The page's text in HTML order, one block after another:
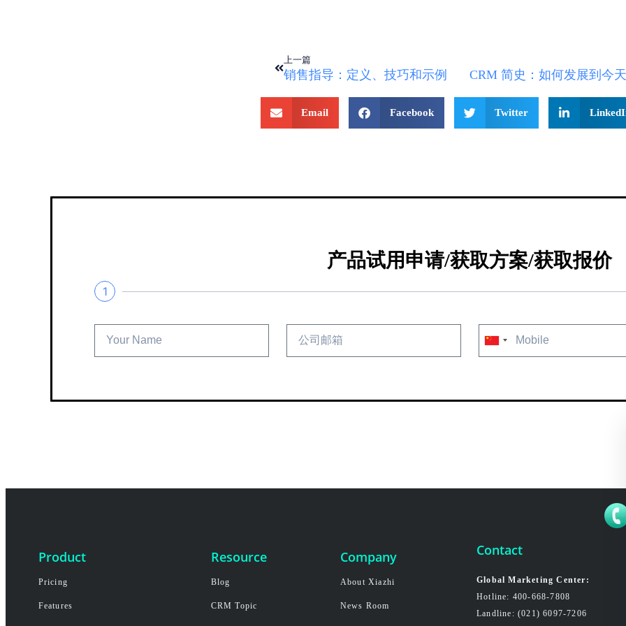
上一篇
销售指导：定义、技巧和示例
Email Facebook Twitter
产品试用申请/获取方案/获取报价
1
China
+86
Product
Pricing
Features
Resource
Blog
CRM Topic
Company
About Xiazhi
News Room
Contact
Global Marketing Center:
Hotline: 400-668-7808
Landline: (021) 6097-7206